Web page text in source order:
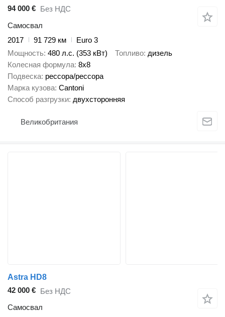
94 000 € Без НДС
Самосвал
2017
91 729 км
Euro 3
Мощность 480 л.с. (353 кВт) Топливо дизель
Колесная формула 8x8
Подвеска рессора/рессора
Марка кузова Cantoni
Способ разгрузки двухсторонняя
Великобритания
Astra HD8
42 000 € Без НДС
Самосвал